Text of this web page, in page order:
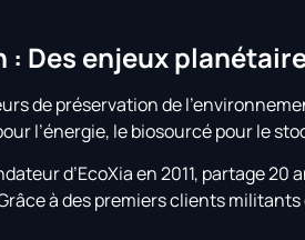
Des enjeux
de préservation de
l’énergie, le biosourcé pour le
d’EcoXia en 2011, partage
à des premiers clients